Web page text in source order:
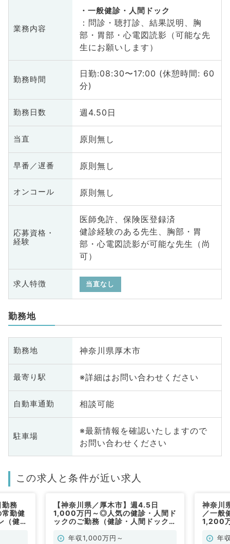
業務内容
一般健診・人間ドック
：問診・聴打診、結果説明、胸
部・胃部・心電図読影（可能な先
生にお願いします）
勤務時間
日勤:08:30〜17:00 (休憩時間: 60
分)
勤務日数 週4.50日
当直 原則無し
早番／遅番 原則無し
オンコール 原則無し
応募資格・
経験
医師免許、保険医登録済
健診経験のある先生、胸部・胃
部・心電図読影が可能な先生（尚
可）
求人特徴 当直なし
勤務地
勤務地 神奈川県厚木市
最寄り駅 ※詳細はお問い合わせください
自動車通勤 相談可能
駐車場
※最新情報を確認いたしますので
お問い合わせください
この求人と条件が近い求人
務
勤健
（健
【神奈川県／厚木市】週4.5日
1,000万円～◎人気の健診・人間ド
ックのご勤務（健診・人間ドック／
年収1,000万円～
神奈川
／一般
1,200
年